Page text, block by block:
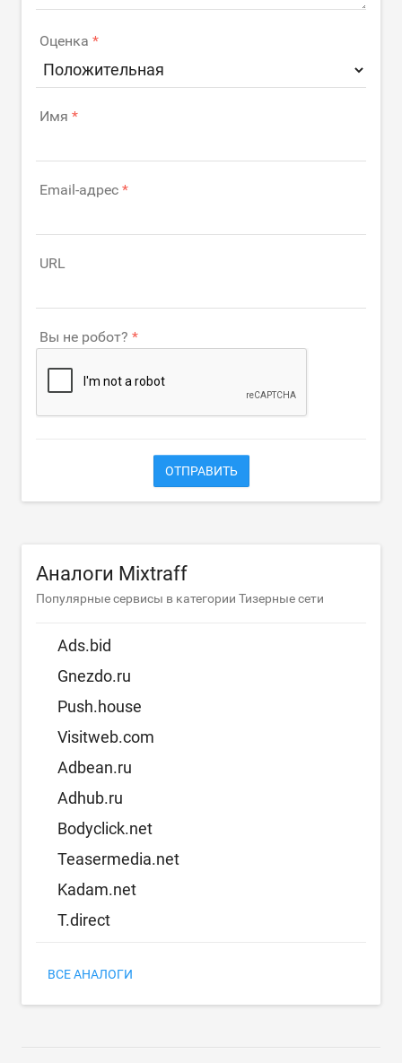
Оценка
Имя
Email-адрес
URL
Вы не робот?
ОТПРАВИТЬ
Аналоги Mixtraff
Популярные сервисы в категории Тизерные сети
Ads.bid
Gnezdo.ru
Push.house
Visitweb.com
Adbean.ru
Adhub.ru
Bodyclick.net
Teasermedia.net
Kadam.net
T.direct
ВСЕ АНАЛОГИ